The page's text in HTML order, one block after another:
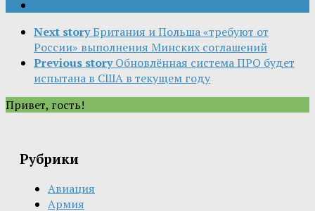
Next storyБритания и Польша «требуют от
России» выполнения Минских соглашений
Previous story Обновлённая система ПРО будет
испытана в США в текущем году
Привет, гость!
Рубрики
Авиация
Армия